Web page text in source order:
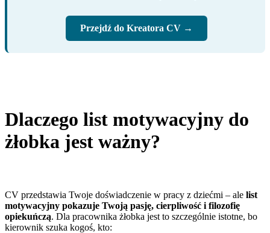
Przejdź do Kreatora CV →
Dlaczego list motywacyjny do
żłobka jest ważny?
CV przedstawia Twoje doświadczenie w pracy z dziećmi – ale list
motywacyjny pokazuje Twoją pasję, cierpliwość i filozofię
opiekuńczą. Dla pracownika żłobka jest to szczególnie istotne, bo
kierownik szuka kogoś, kto: